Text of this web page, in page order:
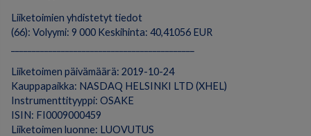
Liiketoimien yhdistetyt tiedot
(66): Volyymi: 9 000 Keskihinta: 40,41056 EUR
Liiketoimen päivämäärä: 2019-10-24
Kauppapaikka: NASDAQ HELSINKI LTD (XHEL)
Instrumenttityyppi: OSAKE
ISIN: FI0009000459
Liiketoimen luonne: LUOVUTUS